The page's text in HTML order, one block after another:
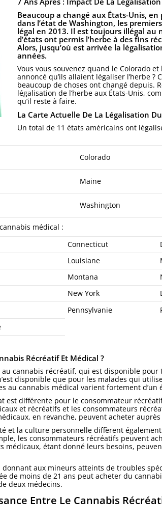
Beaucoup a changé aux États-Unis,
dans l’état de Washington, les
légal en 2013. Il est toujours illégal au
d’états ont permis l’herbe à des fins
Alors, jusqu’où est arrivée la
années.
Vous vous souvenez quand le Colorado
annoncé qu’ils allaient légaliser l’herbe ?
beaucoup de choses ont changé depuis.
légalisation de l’herbe aux États-Unis,
qu’il reste à faire.
La Carte Actuelle De La Légalisation
Un total de 11 états américains ont
Colorado
Maine
Washington
médical :
Connecticut
Louisiane
Montana
New York
Pennsylvanie
Récréatif Et Médical ?
au cannabis récréatif, qui est disponible pour
disponible que pour les malades qui
au cannabis médical varient fortement d’un
est différente pour le consommateur
et récréatifs et les consommateurs
en revanche, peuvent acheter
et la culture personnelle diffèrent
les consommateurs récréatifs peuvent
médicaux, étant donné leurs besoins,
aux mineurs atteints de troubles
de moins de 21 ans peut acheter du
deux médecins.
Entre Le Cannabis